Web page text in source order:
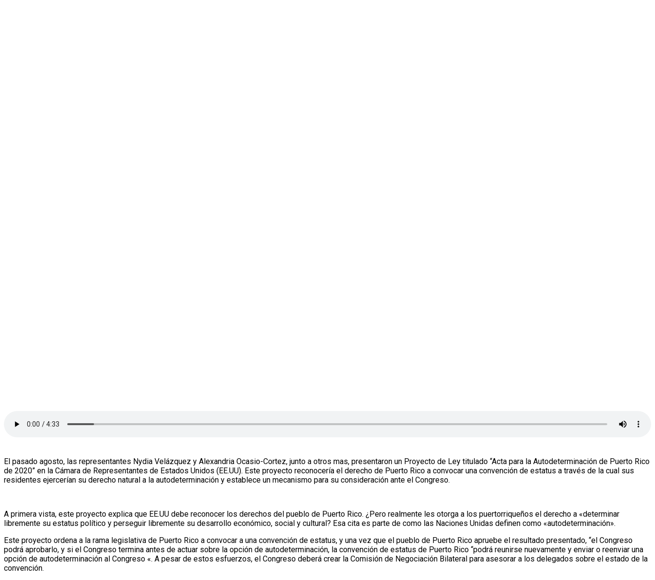
El pasado agosto, las representantes Nydia Velázquez y Alexandria Ocasio-Cortez, junto a otros mas, presentaron un Proyecto de Ley titulado “Acta para la Autodeterminación de Puerto Rico
de 2020” en la Cámara de Representantes de Estados Unidos (EE.UU). Este proyecto reconocería el derecho de Puerto Rico a convocar una convención de estatus a través de la cual sus
residentes ejercerían su derecho natural a la autodeterminación y establece un mecanismo para su consideración ante el Congreso.
A primera vista, este proyecto explica que EE.UU debe reconocer los derechos del pueblo de Puerto Rico. ¿Pero realmente les otorga a los puertorriqueños el derecho a «determinar
libremente su estatus político y perseguir libremente su desarrollo económico, social y cultural? Esa cita es parte de como las Naciones Unidas definen como «autodeterminación».
Este proyecto ordena a la rama legislativa de Puerto Rico a convocar a una convención de estatus, y una vez que el pueblo de Puerto Rico apruebe el resultado presentado, “el Congreso
podrá aprobarlo, y si el Congreso termina antes de actuar sobre la opción de autodeterminación, la convención de estatus de Puerto Rico “podrá reunirse nuevamente y enviar o reenviar una
opción de autodeterminación al Congreso «. A pesar de estos esfuerzos, el Congreso deberá crear la Comisión de Negociación Bilateral para asesorar a los delegados sobre el estado de la
convención.